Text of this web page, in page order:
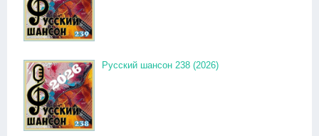
Русский шансон 238 (2026)